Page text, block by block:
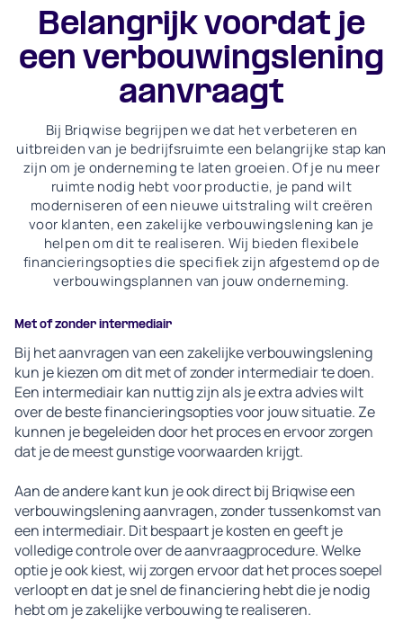
Belangrijk voordat je
een verbouwingslening
aanvraagt
Bij Briqwise begrijpen we dat het verbeteren en
uitbreiden van je bedrijfsruimte een belangrijke stap kan
zijn om je onderneming te laten groeien. Of je nu meer
ruimte nodig hebt voor productie, je pand wilt
moderniseren of een nieuwe uitstraling wilt creëren
voor klanten, een zakelijke verbouwingslening kan je
helpen om dit te realiseren. Wij bieden flexibele
financieringsopties die specifiek zijn afgestemd op de
verbouwingsplannen van jouw onderneming.
Met of zonder intermediair
Bij het aanvragen van een zakelijke verbouwingslening
kun je kiezen om dit met of zonder intermediair te doen.
Een intermediair kan nuttig zijn als je extra advies wilt
over de beste financieringsopties voor jouw situatie. Ze
kunnen je begeleiden door het proces en ervoor zorgen
dat je de meest gunstige voorwaarden krijgt.
Aan de andere kant kun je ook direct bij Briqwise een
verbouwingslening aanvragen, zonder tussenkomst van
een intermediair. Dit bespaart je kosten en geeft je
volledige controle over de aanvraagprocedure. Welke
optie je ook kiest, wij zorgen ervoor dat het proces soepel
verloopt en dat je snel de financiering hebt die je nodig
hebt om je zakelijke verbouwing te realiseren.